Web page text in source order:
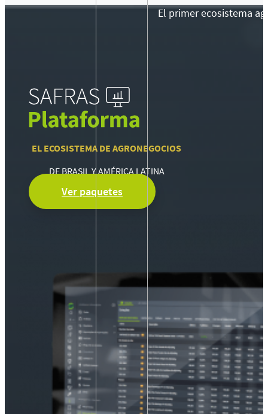
El primer ecosistema
EL ECOSISTEMA DE AGRONEGOCIOS
DE BRASIL Y AMÉRICA LATINA
Ver paquetes